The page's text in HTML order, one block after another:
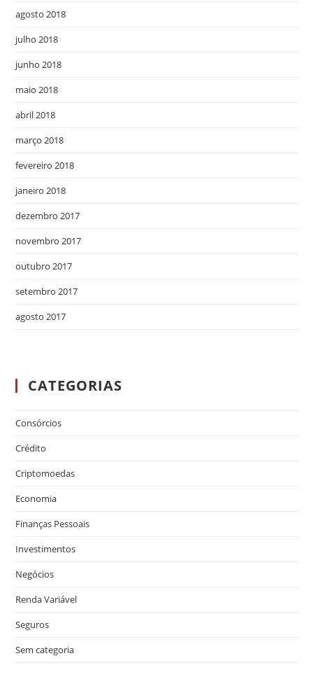
agosto 2018
julho 2018
junho 2018
maio 2018
abril 2018
março 2018
fevereiro 2018
janeiro 2018
dezembro 2017
novembro 2017
outubro 2017
setembro 2017
agosto 2017
CATEGORIAS
Consórcios
Crédito
Criptomoedas
Economia
Finanças Pessoais
Investimentos
Negócios
Renda Variável
Seguros
Sem categoria